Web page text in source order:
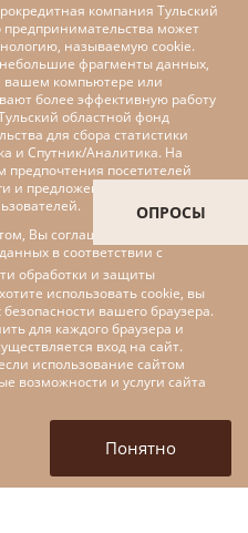
и
ОПРОСЫ
компания Тульский
может
называемую cookie.
фрагменты данных,
вашем компьютере или
более эффективную работу
областной фонд
для сбора статистики
и Спутник/Аналитика. На
посетителей
и предложения, делаем наш
Вы соглашаетесь на
в соответствии с
обработки и защиты
использовать cookie, вы
вашего браузера.
для каждого браузера и
вход на сайт.
использование сайтом
возможности и услуги сайта
Понятно